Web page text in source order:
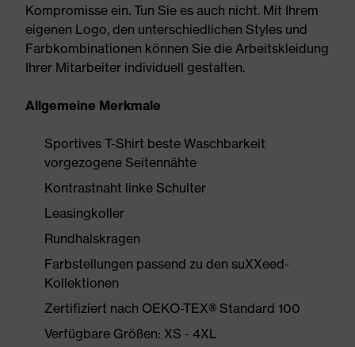
Kompromisse ein. Tun Sie es auch nicht. Mit Ihrem
eigenen Logo, den unterschiedlichen Styles und
Farbkombinationen können Sie die Arbeitskleidung
Ihrer Mitarbeiter individuell gestalten.
Allgemeine Merkmale
Sportives T-Shirt beste Waschbarkeit
vorgezogene Seitennähte
Kontrastnaht linke Schulter
Leasingkoller
Rundhalskragen
Farbstellungen passend zu den suXXeed-
Kollektionen
Zertifiziert nach OEKO-TEX® Standard 100
Verfügbare Größen: XS - 4XL